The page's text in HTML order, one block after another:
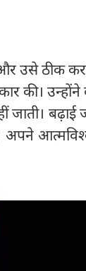
और उसे ठीक
की। उन्होंने
जाती। बढ़ाई